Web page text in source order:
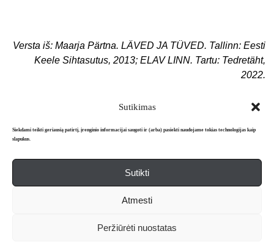
Sutikimas
Siekdami teikti geriausią patirtį, įrenginio informacijai saugoti ir (arba) pasiekti naudojame tokias technologijas kaip
slapukus.
Sutikti
Atmesti
Peržiūrėti nuostatas
Versta iš: Maarja Pärtna. LÄVED JA TÜVED. Tallinn: Eesti
Keele Sihtasutus, 2013; ELAV LINN. Tartu: Tedretäht,
2022.